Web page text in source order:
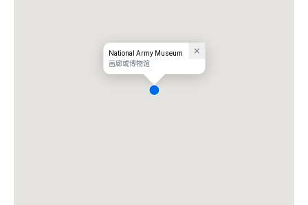
National Army Museum
画廊或博物馆